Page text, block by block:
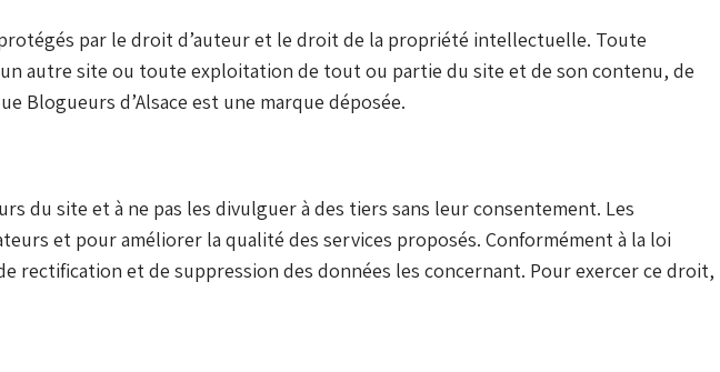
par le droit d’auteur et le droit de la propriété intellectuelle. Toute
autre site ou toute exploitation de tout ou partie du site et de son contenu, de
Blogueurs d’Alsace est une marque déposée.
du site et à ne pas les divulguer à des tiers sans leur consentement. Les
et pour améliorer la qualité des services proposés. Conformément à la loi
rectification et de suppression des données les concernant. Pour exercer ce droit,